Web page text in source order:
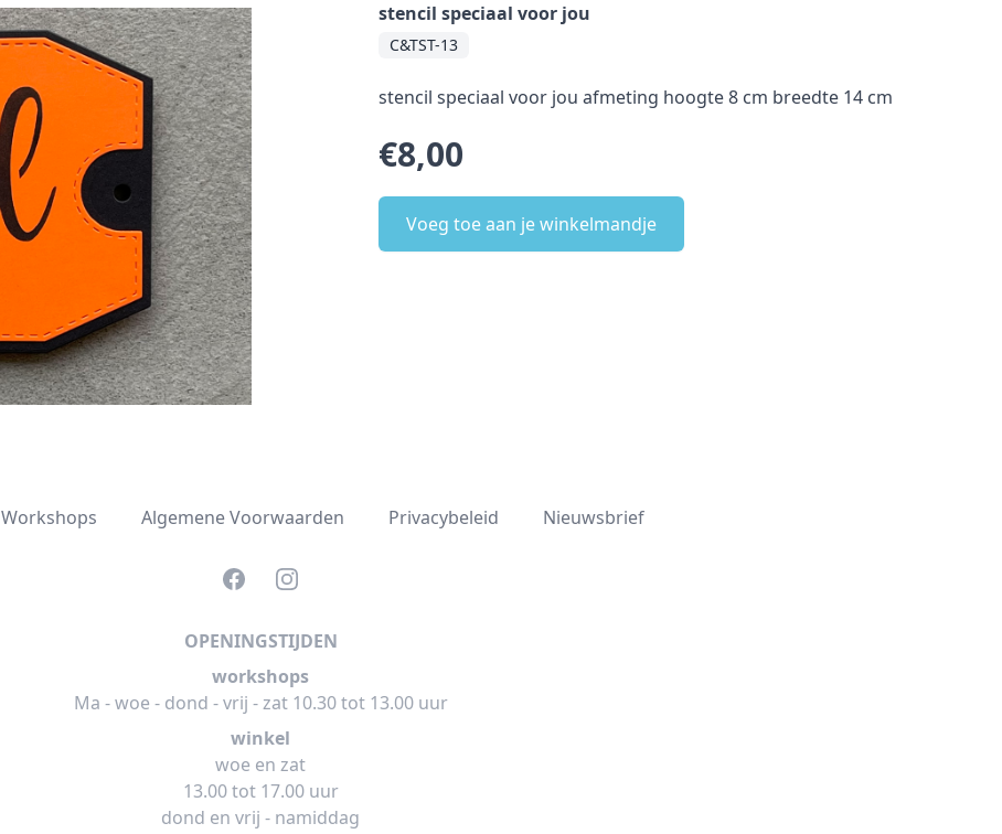
stencil speciaal voor jou
C&TST-13
stencil speciaal voor jou afmeting hoogte 8 cm breedte 14 cm
€8,00
Voeg toe aan je winkelmandje
Workshops Algemene Voorwaarden Privacybeleid Nieuwsbrief
FacebookInstagram
OPENINGSTIJDEN
workshops
Ma - woe - dond - vrij - zat 10.30 tot 13.00 uur
winkel
woe en zat
13.00 tot 17.00 uur
dond en vrij - namiddag